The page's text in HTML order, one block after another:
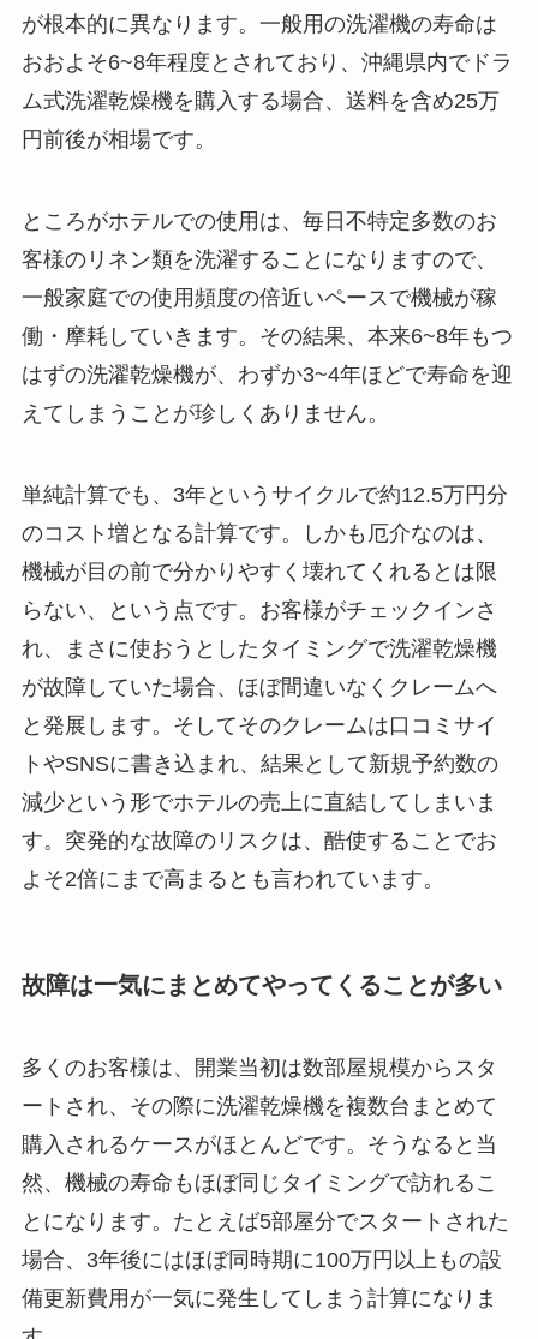
が根本的に異なります。一般用の洗濯機の寿命は
おおよそ6~8年程度とされており、沖縄県内でドラ
ム式洗濯乾燥機を購入する場合、送料を含め25万
円前後が相場です。
ところがホテルでの使用は、毎日不特定多数のお
客様のリネン類を洗濯することになりますので、
一般家庭での使用頻度の倍近いペースで機械が稼
働・摩耗していきます。その結果、本来6~8年もつ
はずの洗濯乾燥機が、わずか3~4年ほどで寿命を迎
えてしまうことが珍しくありません。
単純計算でも、3年というサイクルで約12.5万円分
のコスト増となる計算です。しかも厄介なのは、
機械が目の前で分かりやすく壊れてくれるとは限
らない、という点です。お客様がチェックインさ
れ、まさに使おうとしたタイミングで洗濯乾燥機
が故障していた場合、ほぼ間違いなくクレームへ
と発展します。そしてそのクレームは口コミサイ
トやSNSに書き込まれ、結果として新規予約数の
減少という形でホテルの売上に直結してしまいま
す。突発的な故障のリスクは、酷使することでお
よそ2倍にまで高まるとも言われています。
故障は一気にまとめてやってくることが多い
多くのお客様は、開業当初は数部屋規模からスタ
ートされ、その際に洗濯乾燥機を複数台まとめて
購入されるケースがほとんどです。そうなると当
然、機械の寿命もほぼ同じタイミングで訪れるこ
とになります。たとえば5部屋分でスタートされた
場合、3年後にはほぼ同時期に100万円以上もの設
備更新費用が一気に発生してしまう計算になりま